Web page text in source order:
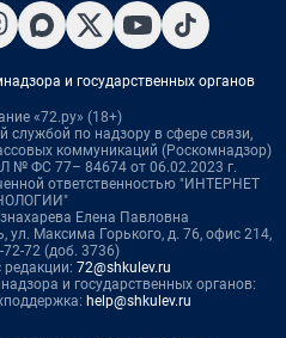
и государственных органов
«72.ру» (18+)
службой по надзору в сфере связи,
коммуникаций (Роскомнадзор)
№ ФС 77– 84674 от 06.02.2023 г.
ответственностью "ИНТЕРНЕТ
Елена Павловна
ул. Максима Горького, д. 76, офис 214,
72 (доб. 3736)
72@shkulev.ru
и государственных органов:
help@shkulev.ru